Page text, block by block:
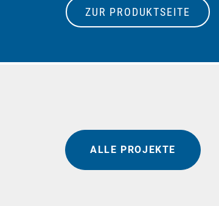
ZUR PRODUKTSEITE
ALLE PROJEKTE